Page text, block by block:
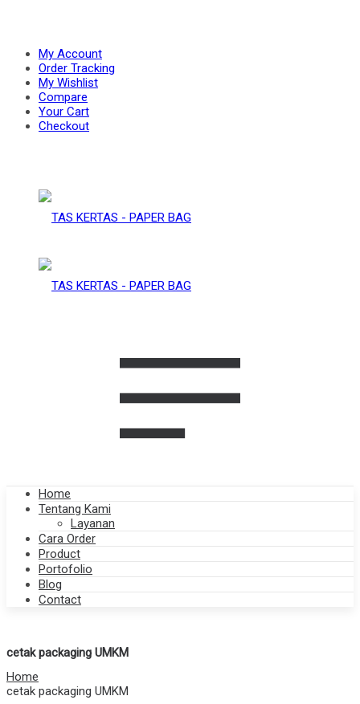
BAG
PAPER
BAG
My Account
Order Tracking
My Wishlist
Compare
Your Cart
Checkout
Home
Tentang Kami
Layanan
Cara Order
Product
Portofolio
Blog
Contact
cetak packaging UMKM
Home
cetak packaging UMKM